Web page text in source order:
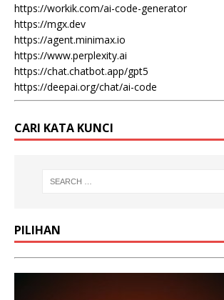
https://workik.com/ai-code-generator
https://mgx.dev
https://agent.minimax.io
https://www.perplexity.ai
https://chat.chatbot.app/gpt5
https://deepai.org/chat/ai-code
CARI KATA KUNCI
PILIHAN